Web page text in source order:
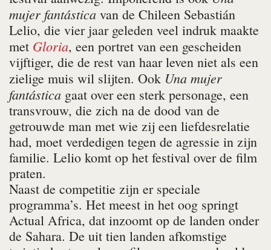
mujer fantástica van de Chileen Sebastián
Lelio, die vier jaar geleden veel indruk maakte
met Gloria, een portret van een gescheiden
vijftiger, die de rest van haar leven niet als een
zielige muis wil slijten. Ook Una mujer
fantástica gaat over een sterk personage, een
transvrouw, die zich na de dood van de
getrouwde man met wie zij een liefdesrelatie
had, moet verdedigen tegen de agressie in zijn
familie. Lelio komt op het festival over de film
praten.
Naast de competitie zijn er speciale
programma’s. Het meest in het oog springt
Actual Africa, dat inzoomt op de landen onder
de Sahara. De uit tien landen afkomstige